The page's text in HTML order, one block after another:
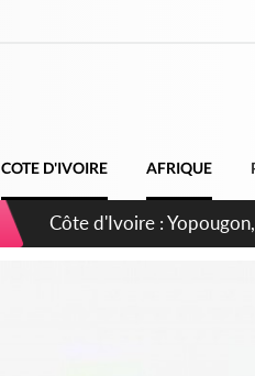
COTE D'IVOIRE AFRIQUE
Côte d'Ivoire : CHU de